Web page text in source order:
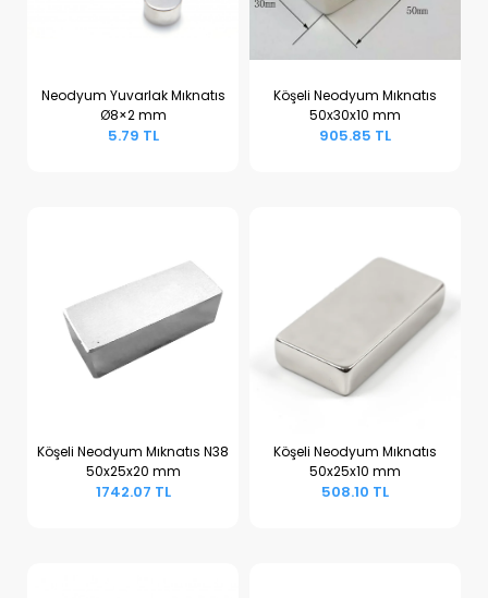
Sepete Ekle
Neodyum Yuvarlak Mıknatıs
Ø8×2 mm
5.79 TL
Sepete Ekle
Köşeli Neodyum Mıknatıs
50x30x10 mm
905.85 TL
Sepete Ekle
Köşeli Neodyum Mıknatıs N38
50x25x20 mm
1742.07 TL
Sepete Ekle
Köşeli Neodyum Mıknatıs
50x25x10 mm
508.10 TL